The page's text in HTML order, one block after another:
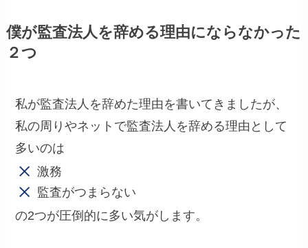
僕が監査法人を辞める理由にならなかった
２つ
私が監査法人を辞めた理由を書いてきましたが、
私の周りやネットで監査法人を辞める理由として
多いのは
激務
監査がつまらない
の2つが圧倒的に多い気がします。